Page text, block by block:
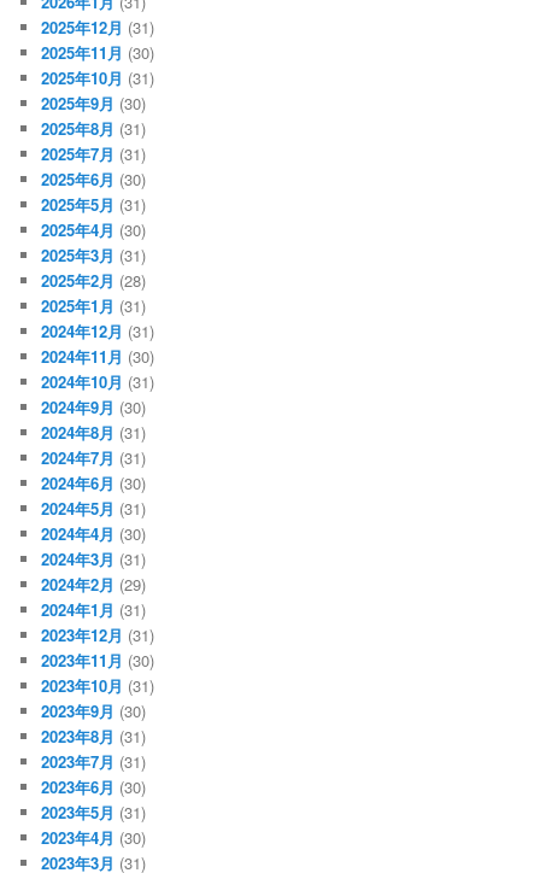
2025年12月 (31)
2025年11月 (30)
2025年10月 (31)
2025年9月 (30)
2025年8月 (31)
2025年7月 (31)
2025年6月 (30)
2025年5月 (31)
2025年4月 (30)
2025年3月 (31)
2025年2月 (28)
2025年1月 (31)
2024年12月 (31)
2024年11月 (30)
2024年10月 (31)
2024年9月 (30)
2024年8月 (31)
2024年7月 (31)
2024年6月 (30)
2024年5月 (31)
2024年4月 (30)
2024年3月 (31)
2024年2月 (29)
2024年1月 (31)
2023年12月 (31)
2023年11月 (30)
2023年10月 (31)
2023年9月 (30)
2023年8月 (31)
2023年7月 (31)
2023年6月 (30)
2023年5月 (31)
2023年4月 (30)
2023年3月 (31)